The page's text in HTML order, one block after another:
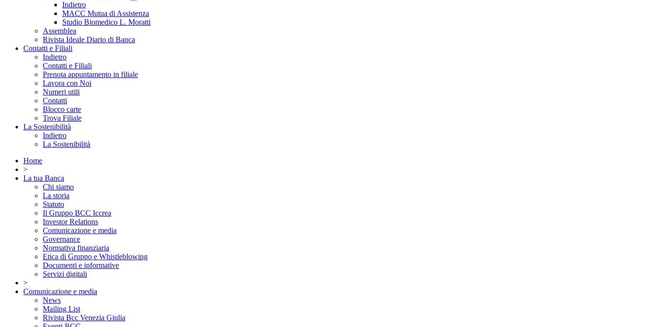
Indietro
MACC Mutua di Assistenza
Studio Biomedico L. Moratti
Assemblea
Rivista Ideale Diario di Banca
Contatti e Filiali
Indietro
Contatti e Filiali
Prenota appuntamento in filiale
Lavora con Noi
Numeri utili
Contatti
Blocco carte
Trova Filiale
La Sostenibilità
Indietro
La Sostenibilità
Home
>
La tua Banca
Chi siamo
La storia
Statuto
Il Gruppo BCC Iccrea
Investor Relations
Comunicazione e media
Governance
Normativa finanziaria
Etica di Gruppo e Whistleblowing
Documenti e informative
Servizi digitali
>
Comunicazione e media
News
Mailing List
Rivista Bcc Venezia Giulia